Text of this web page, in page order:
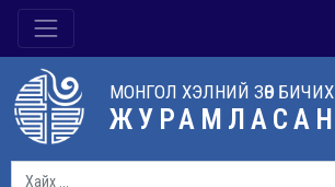
МОНГОЛ ХЭЛНИЙ ЗӨВ